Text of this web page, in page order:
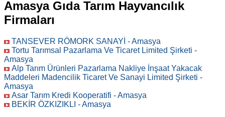
Amasya Gıda Tarım Hayvancılık
Firmaları
TANSEVER RÖMORK SANAYİ - Amasya
Tortu Tarımsal Pazarlama Ve Ticaret Limited Şirketi -
Amasya
Alp Tarım Ürünleri Pazarlama Nakliye İnşaat Yakacak
Maddeleri Madencilik Ticaret Ve Sanayi Limited Şirketi -
Amasya
Asar Tarım Kredi Kooperatifi - Amasya
BEKİR ÖZKIZIKLI - Amasya